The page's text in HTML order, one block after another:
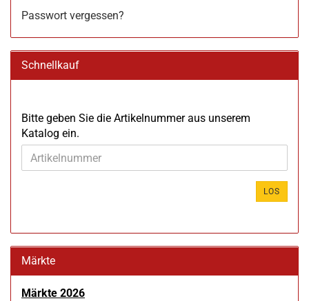
Passwort vergessen?
Schnellkauf
BITTE
GEBEN
SIE
DIE
Bitte geben Sie die Artikelnummer aus unserem
Katalog ein.
LOS
Märkte
Märkte 2026